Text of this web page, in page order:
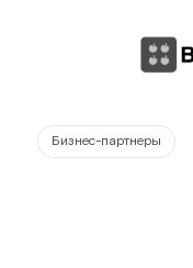
Бизнес-партнеры